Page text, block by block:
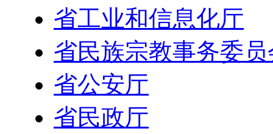
省工业和信息化厅
省民族宗教事务委员
省公安厅
省民政厅